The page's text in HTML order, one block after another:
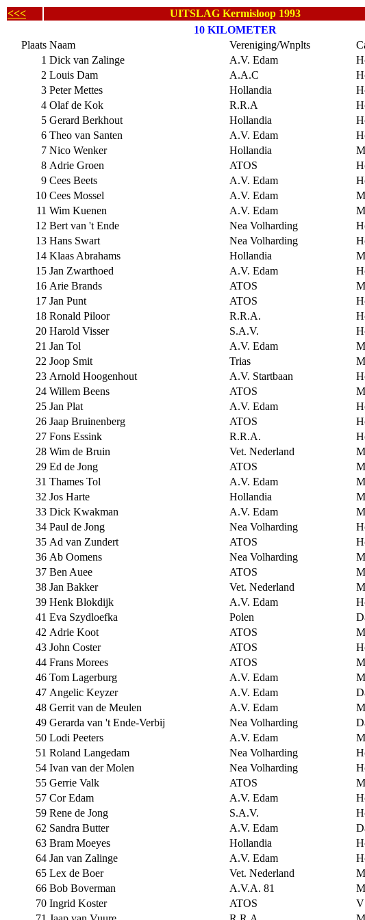
<<< UITSLAG Kermisloop 1993
10 KILOMETER
Plaats Naam Vereniging/Wnplts
1 Dick van Zalinge A.V. Edam
2 Louis Dam A.A.C
3 Peter Mettes Hollandia
4 Olaf de Kok R.R.A
5 Gerard Berkhout Hollandia
6 Theo van Santen A.V. Edam
7 Nico Wenker Hollandia
8 Adrie Groen ATOS
9 Cees Beets A.V. Edam
10 Cees Mossel A.V. Edam
11 Wim Kuenen A.V. Edam
12 Bert van 't Ende Nea Volharding
13 Hans Swart Nea Volharding
14 Klaas Abrahams Hollandia
15 Jan Zwarthoed A.V. Edam
16 Arie Brands ATOS
17 Jan Punt ATOS
18 Ronald Piloor R.R.A.
20 Harold Visser S.A.V.
21 Jan Tol A.V. Edam
22 Joop Smit Trias
23 Arnold Hoogenhout A.V. Startbaan
24 Willem Beens ATOS
25 Jan Plat A.V. Edam
26 Jaap Bruinenberg ATOS
27 Fons Essink R.R.A.
28 Wim de Bruin Vet. Nederland
29 Ed de Jong ATOS
31 Thames Tol A.V. Edam
32 Jos Harte Hollandia
33 Dick Kwakman A.V. Edam
34 Paul de Jong Nea Volharding
35 Ad van Zundert ATOS
36 Ab Oomens Nea Volharding
37 Ben Auee ATOS
38 Jan Bakker Vet. Nederland
39 Henk Blokdijk A.V. Edam
41 Eva Szydloefka Polen
42 Adrie Koot ATOS
43 John Coster ATOS
44 Frans Morees ATOS
46 Tom Lagerburg A.V. Edam
47 Angelic Keyzer A.V. Edam
48 Gerrit van de Meulen A.V. Edam
49 Gerarda van 't Ende-Verbij Nea Volharding
50 Lodi Peeters A.V. Edam
51 Roland Langedam Nea Volharding
54 Ivan van der Molen Nea Volharding
55 Gerrie Valk ATOS
57 Cor Edam A.V. Edam
59 Rene de Jong S.A.V.
62 Sandra Butter A.V. Edam
63 Bram Moeyes Hollandia
64 Jan van Zalinge A.V. Edam
65 Lex de Boer Vet. Nederland
66 Bob Boverman A.V.A. 81
70 Ingrid Koster ATOS